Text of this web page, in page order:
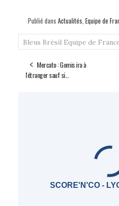
Publié dans Actualités, Equipe de
Bleus Brésil Equipe de
Mercato : Gomis ira à
l'étranger sauf si...
SCORE'N'CO -